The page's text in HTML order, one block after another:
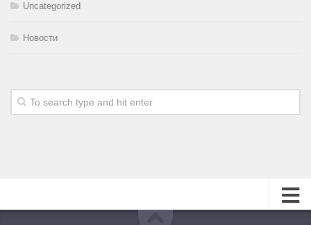
Uncategorized
Новости